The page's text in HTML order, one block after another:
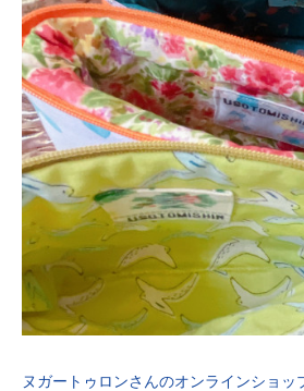
ヌガートゥロンさんのオンラインショッ